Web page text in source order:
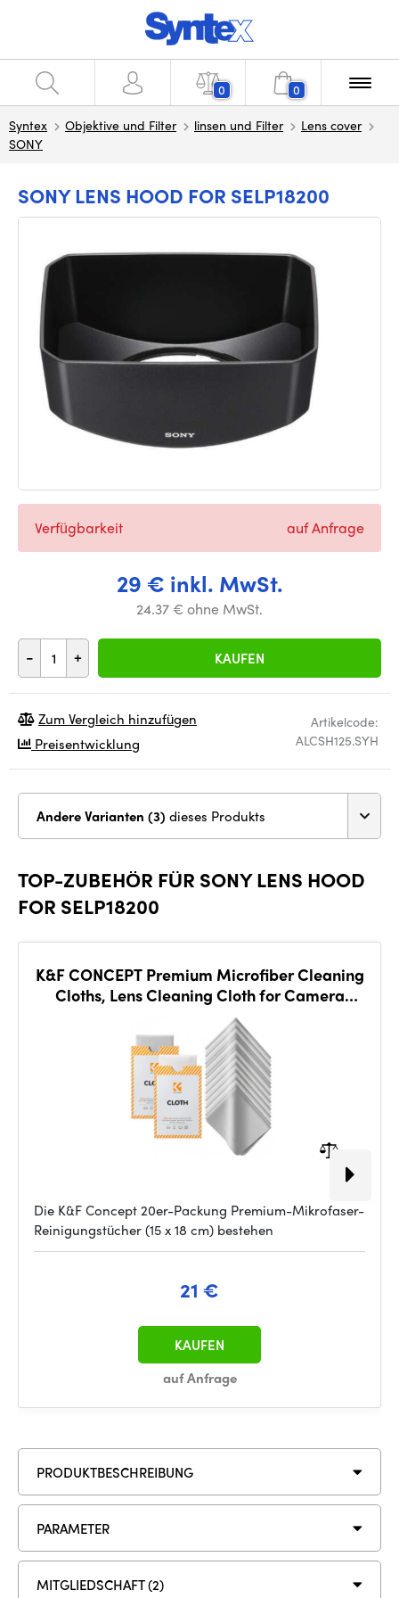
0 0
Syntex Objektive und Filter linsen und Filter
Lens cover
SONY
SONY LENS HOOD FOR SELP18200
29 € inkl. MwSt.
24.37 € ohne MwSt.
- + KAUFEN
Verfügbarkeit auf Anfrage
Artikelcode:
ALCSH125.SYH
Zum Vergleich hinzufügen
Preisentwicklung
Andere Varianten (3) dieses Produkts
TOP-ZUBEHÖR FÜR SONY LENS HOOD
FOR SELP18200
K&F CONCEPT Premium Microfiber Cleaning
Cloths, Lens Cleaning Cloth for Camera
Lenses, E
Die K&F Concept 20er-Packung Premium-Mikrofaser-
Reinigungstücher (15 x 18 cm) bestehen
21 €
auf Anfrage
KAUFEN
PRODUKTBESCHREIBUNG
PARAMETER
MITGLIEDSCHAFT (2)